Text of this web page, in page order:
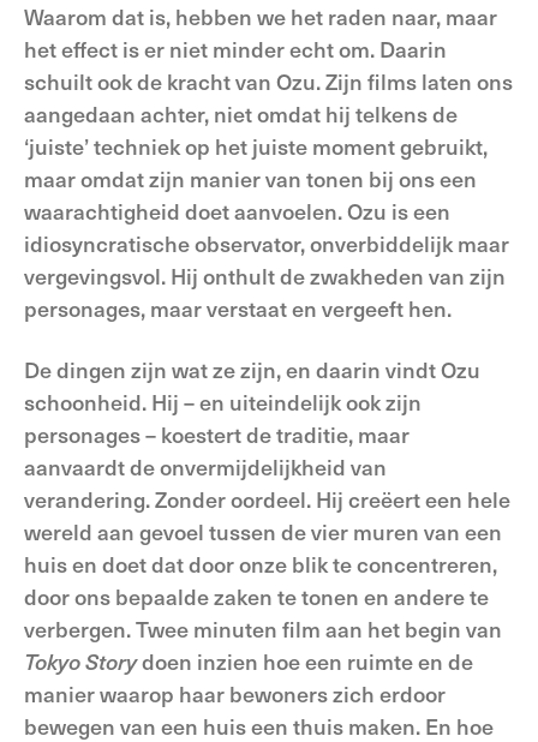
Waarom dat is, hebben we het raden naar, maar
het effect is er niet minder echt om. Daarin
schuilt ook de kracht van Ozu. Zijn films laten ons
aangedaan achter, niet omdat hij telkens de
‘juiste’ techniek op het juiste moment gebruikt,
maar omdat zijn manier van tonen bij ons een
waarachtigheid doet aanvoelen. Ozu is een
idiosyncratische observator, onverbiddelijk maar
vergevingsvol. Hij onthult de zwakheden van zijn
personages, maar verstaat en vergeeft hen.
De dingen zijn wat ze zijn, en daarin vindt Ozu
schoonheid. Hij – en uiteindelijk ook zijn
personages – koestert de traditie, maar
aanvaardt de onvermijdelijkheid van
verandering. Zonder oordeel. Hij creëert een hele
wereld aan gevoel tussen de vier muren van een
huis en doet dat door onze blik te concentreren,
door ons bepaalde zaken te tonen en andere te
verbergen. Twee minuten film aan het begin van
Tokyo Storydoen inzien hoe een ruimte en de
manier waarop haar bewoners zich erdoor
bewegen van een huis een thuis maken. En hoe